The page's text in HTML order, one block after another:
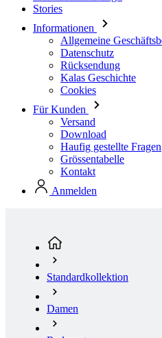
Rücksendung
Kalas Geschichte
Cookies
Für Kunden
Versand
Download
Haufig gestellte Fragen
Grössentabelle
Kontakt
Anmelden
Damen
Radsport
Westen